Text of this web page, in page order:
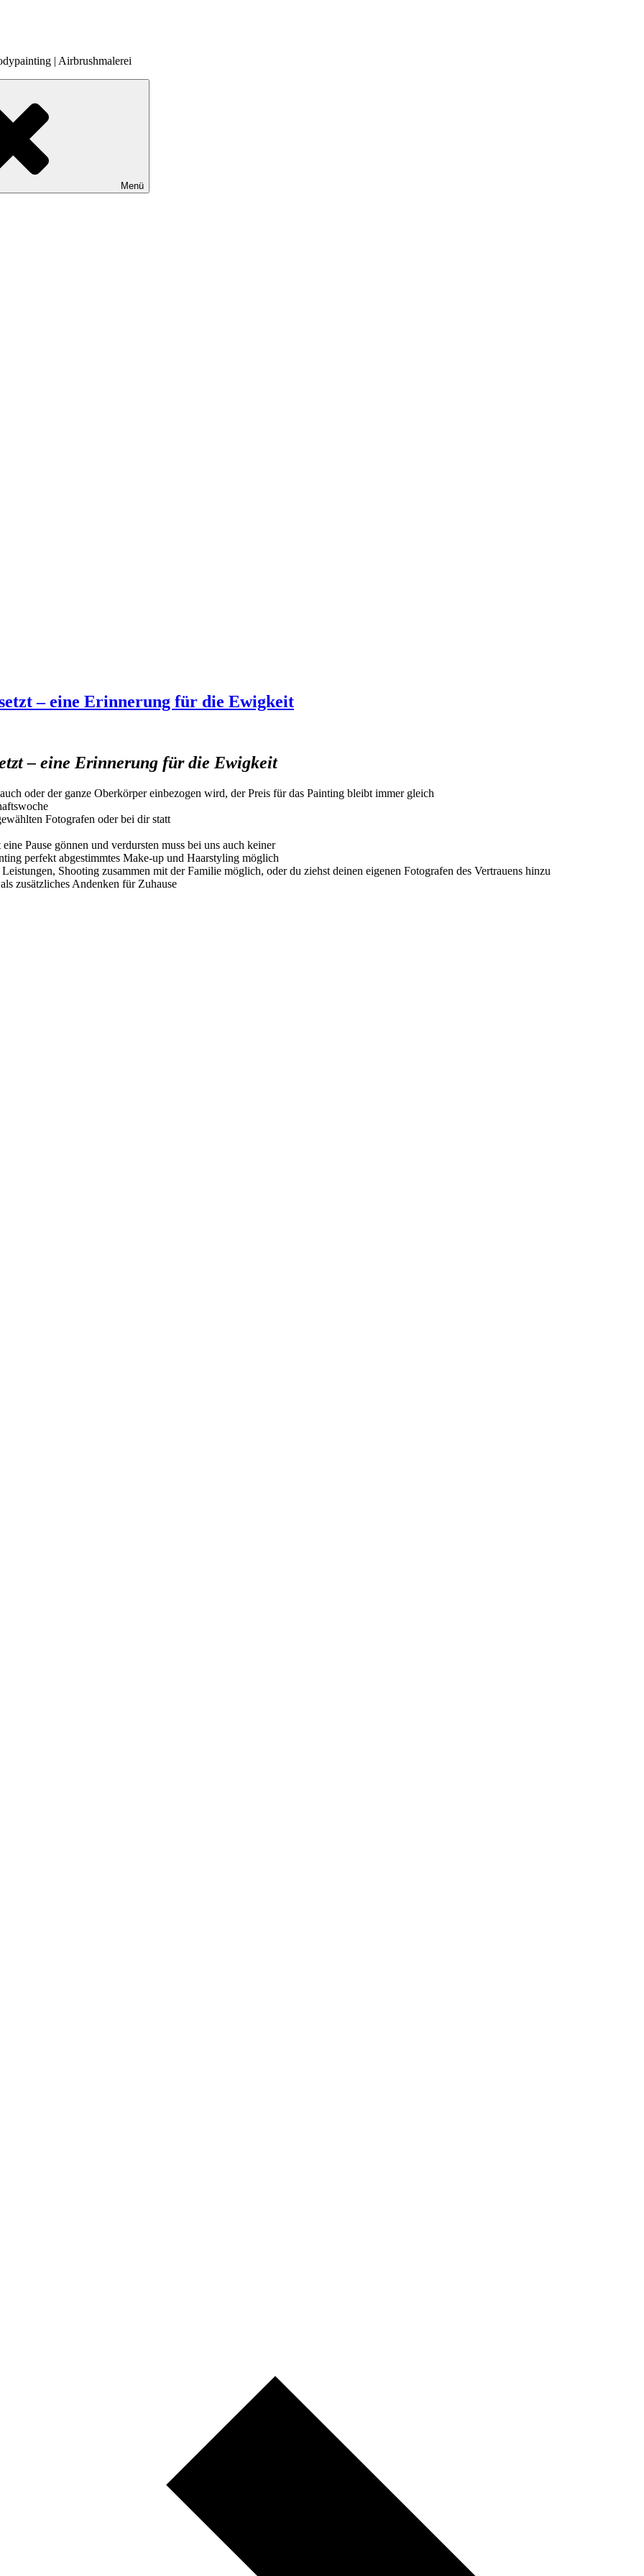
| Airbrushmalerei
Menü
– eine Erinnerung für die Ewigkeit
– eine Erinnerung für die Ewigkeit
oder der ganze Oberkörper einbezogen wird, der Preis für das Painting bleibt immer gleich
Fotografen oder bei dir statt
Pause gönnen und verdursten muss bei uns auch keiner
perfekt abgestimmtes Make-up und Haarstyling möglich
Shooting zusammen mit der Familie möglich, oder du ziehst deinen eigenen Fotografen des Vertrauens hinzu
zusätzliches Andenken für Zuhause